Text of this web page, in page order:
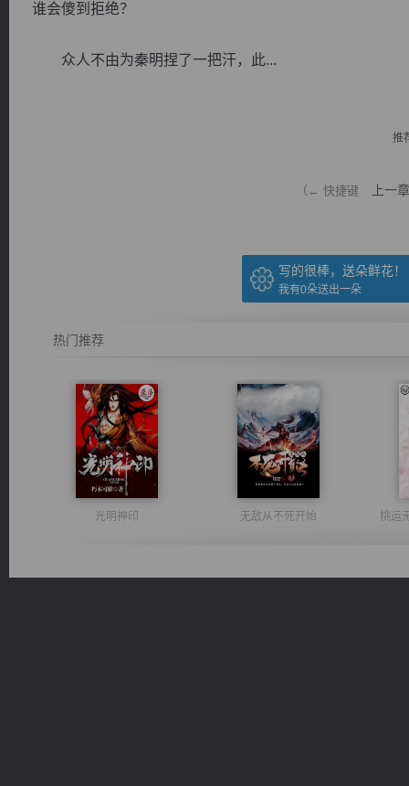
谁会傻到拒绝？
众人不由为秦明捏了一把汗，此...
推
（← 快捷键 上一章
写的很棒，送朵鲜花！
我有0朵送出一朵
热门推荐
光明神印 无敌从不死开始 桃运